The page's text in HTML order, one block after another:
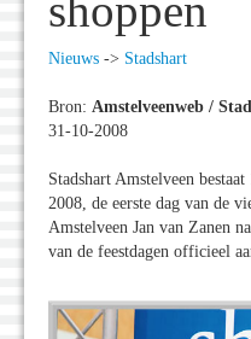
shoppen
Nieuws -> Stadshart
Bron: Amstelveenweb /
31-10-2008
Stadshart Amstelveen bestaat
2008, de eerste dag van de
Amstelveen Jan van Zanen
van de feestdagen officieel